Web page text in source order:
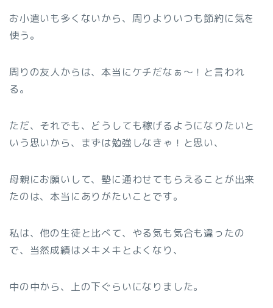
お小遣いも多くないから、周りよりいつも節約に気を
使う。
周りの友人からは、本当にケチだなぁ〜！と言われ
る。
ただ、それでも、どうしても稼げるようになりたいと
いう思いから、まずは勉強しなきゃ！と思い、
母親にお願いして、塾に通わせてもらえることが出来
たのは、本当にありがたいことです。
私は、他の生徒と比べて、やる気も気合も違ったの
で、当然成績はメキメキとよくなり、
中の中から、上の下ぐらいになりました。